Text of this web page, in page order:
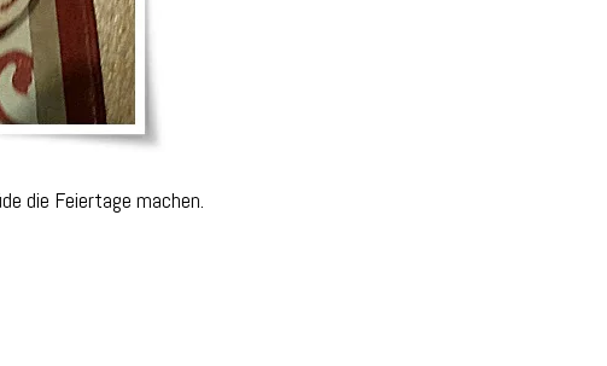
die Feiertage machen.